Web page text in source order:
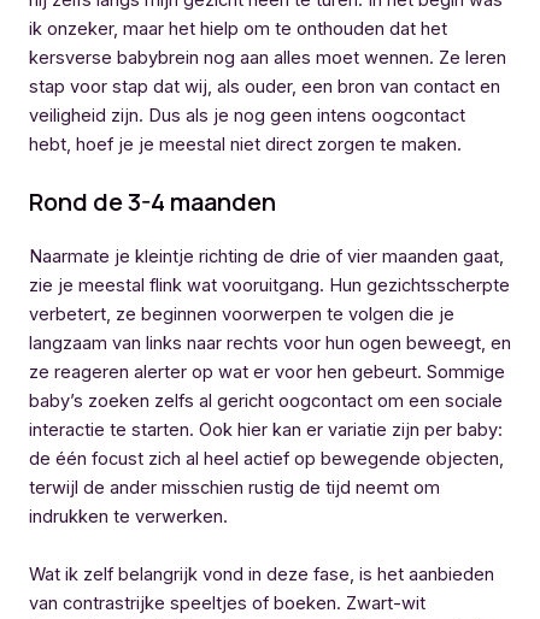
ik onzeker, maar het hielp om te onthouden dat het
kersverse babybrein nog aan alles moet wennen. Ze leren
stap voor stap dat wij, als ouder, een bron van contact en
veiligheid zijn. Dus als je nog geen intens oogcontact
hebt, hoef je je meestal niet direct zorgen te maken.
Rond de 3-4 maanden
Naarmate je kleintje richting de drie of vier maanden gaat,
zie je meestal flink wat vooruitgang. Hun gezichtsscherpte
verbetert, ze beginnen voorwerpen te volgen die je
langzaam van links naar rechts voor hun ogen beweegt, en
ze reageren alerter op wat er voor hen gebeurt. Sommige
baby’s zoeken zelfs al gericht oogcontact om een sociale
interactie te starten. Ook hier kan er variatie zijn per baby:
de één focust zich al heel actief op bewegende objecten,
terwijl de ander misschien rustig de tijd neemt om
indrukken te verwerken.
Wat ik zelf belangrijk vond in deze fase, is het aanbieden
van contrastrijke speeltjes of boeken. Zwart-wit